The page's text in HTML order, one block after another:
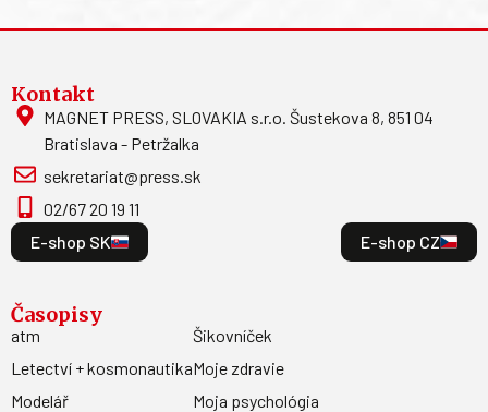
Kontakt
MAGNET PRESS, SLOVAKIA s.r.o. Šustekova 8, 851 04
Bratislava - Petržalka
sekretariat@press.sk
02/67 20 19 11
E-shop SK
E-shop CZ
Časopisy
atm
Letectví + kosmonautika
Modelář
Šikovníček
Moje zdravie
Moja psychológia